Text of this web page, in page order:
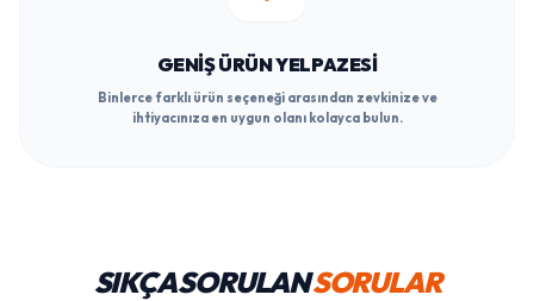
GENIŞ ÜRÜN YELPAZESI
Binlerce farklı ürün seçeneği arasından zevkinize ve
ihtiyacınıza en uygun olanı kolayca bulun.
SIKÇA SORULANSORULAR